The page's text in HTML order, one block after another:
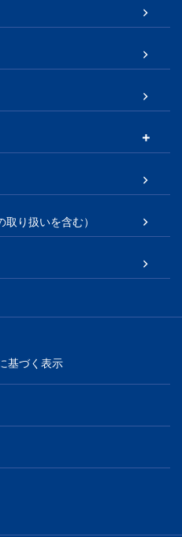
り扱いを含む）
基づく表示